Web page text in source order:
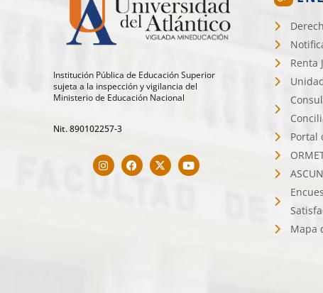
Institución Pública de Educación Superior
sujeta a la inspección y vigilancia del
Ministerio de Educación Nacional
Nit. 890102257-3
Renta
Portal
ASCUN
Mapa